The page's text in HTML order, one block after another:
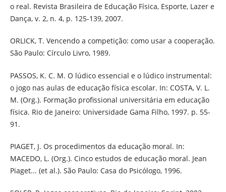
o real. Revista Brasileira de Educação Física, Esporte, Lazer e
Dança, v. 2, n. 4, p. 125-139, 2007.
ORLICK, T. Vencendo a competição: como usar a cooperação.
São Paulo: Círculo Livro, 1989.
PASSOS, K. C. M. O lúdico essencial e o lúdico instrumental:
o jogo nas aulas de educação física escolar. In: COSTA, V. L.
M. (Org.). Formação profissional universitária em educação
física. Rio de Janeiro: Universidade Gama Filho, 1997. p. 55-
91.
PIAGET, J. Os procedimentos da educação moral. In:
MACEDO, L. (Org.). Cinco estudos de educação moral. Jean
Piaget... (et al.). São Paulo: Casa do Psicólogo, 1996.